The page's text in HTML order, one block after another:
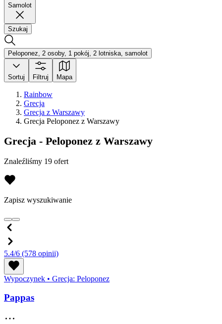
Samolot
Szukaj
Peloponez, 2 osoby, 1 pokój, 2 lotniska, samolot
Sortuj Filtruj Mapa
Rainbow
Grecja
Grecja z Warszawy
Grecja Peloponez z Warszawy
Grecja - Peloponez z Warszawy
Znaleźliśmy 19 ofert
Zapisz wyszukiwanie
5.4/6 (578 opinii)
Wypoczynek • Grecja: Peloponez
Pappas